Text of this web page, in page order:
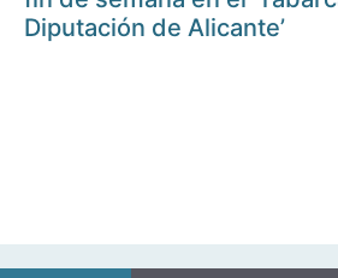
Diputación de Alicante’